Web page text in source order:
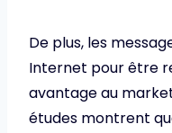
De plus, les
Internet pour être
avantage au
études montrent